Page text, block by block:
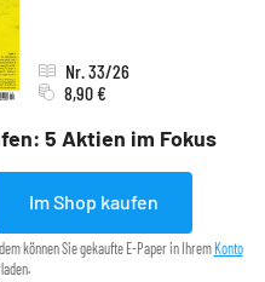
5 Aktien im Fokus
Nr. 33/26
8,90 €
Im Shop kaufen
können Sie gekaufte E-Paper in IhremKonto